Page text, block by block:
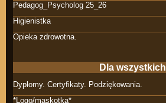
Pedagog_Psycholog 25_26
Higienistka
Opieka zdrowotna.
Dla wszystkich
Dyplomy. Certyfikaty. Podziękowania.
*Logo/maskotka*